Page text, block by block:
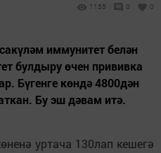
1155 0 0
иммунитет белән
булдыру өчен прививка
Бүгенге көндә 4800дән
Бу эш дәвам итә.
уртача 130лап кешегә